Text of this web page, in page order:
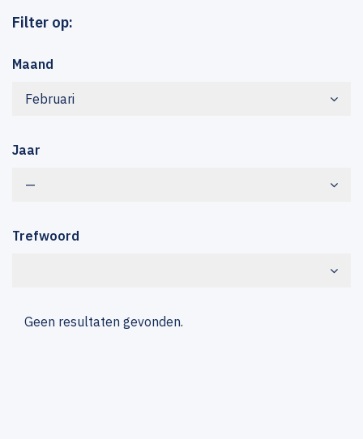
Filter op:
Maand
Februari
Jaar
—
Trefwoord
Geen resultaten gevonden.